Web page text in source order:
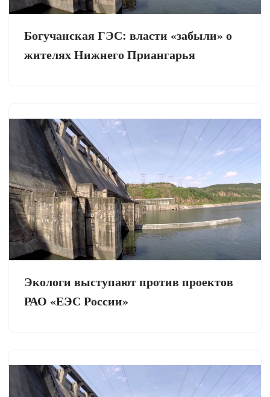
Богучанская ГЭС: власти «забыли» о
жителях Нижнего Приангарья
Экологи выступают против проектов
РАО «ЕЭС России»